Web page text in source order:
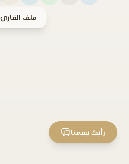
ملف القارئ
رأيك يهمنا